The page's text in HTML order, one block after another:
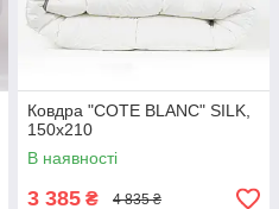
Ковдра "COTE BLANC" SILK,
150x210
В наявності
3 385 ₴ 4 835 ₴